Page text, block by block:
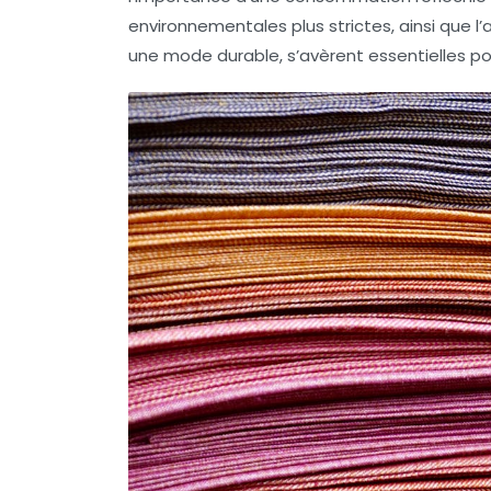
environnementales plus strictes, ainsi que
une mode durable, s’avèrent essentielles